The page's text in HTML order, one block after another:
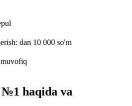
dan 10 000 so'm
№1 haqida va